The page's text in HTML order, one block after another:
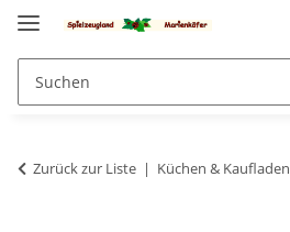
Zurück zur Liste Küchen & Kaufladen